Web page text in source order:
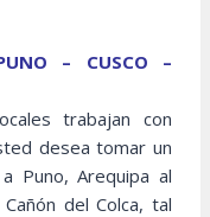
PUNO – CUSCO –
trabajan con
desea tomar un
Puno, Arequipa al
del Colca, tal